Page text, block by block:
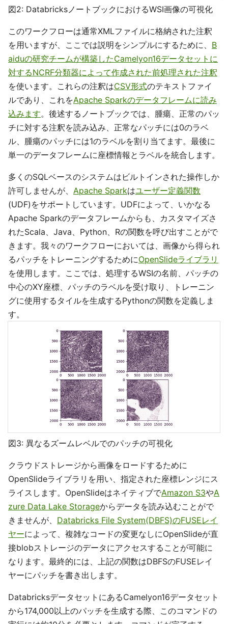
図2: DatabricksノートブックにおけるWSI画像の可視化
このワークフローは通常XMLファイルに格納された注釈
を用いますが、ここでは説明をシンプルにするために、 B
aiduの研究チームが構築したCamelyon16データセットに
対するNCRF分類器によって作成された前処理された注釈
を使います。これらの注釈はCSV形式のテキストファイ
ルであり、これをApache Sparkのデータフレームに読み
込みます。後述するノートブックでは、腫瘍、正常のパッ
チに対する注釈を読み込み、正常なパッチには0のラベ
ル、腫瘍のパッチには1のラベルを割り当てます。最後に
単一のデータフレームに座標情報とラベルを統合します。
多くのSQLベースのシステムはビルトインされた操作しか
許可しませんが、 Apache Sparkはユーザー定義関数
(UDF)をサポートしています。UDFによって、いかなる
Apache Sparkのデータフレームからも、カスタマイズさ
れたScala、Java、Python、Rの関数を呼び出すことがで
きます。我々のワークフローにおいては、画像から得られ
るパッチをトレーニングするためにOpenSlideライブラリ
を使用します。ここでは、処理するWSIの名前、パッチの
中心のXY座標、パッチのラベルを受け取り、トレーニン
グに使用するタイルを生成するPythonの関数を定義しま
す。
図3: 異なるズームレベルでのパッチの可視化
クラウドストレージから画像をロードするために
OpenSlideライブラリを用い、指定された座標レンジにス
ライスします。OpenSlideはネイティブでAmazon S3やA
zure Data Lake Storageからデータを読み込むことがで
きませんが、 Databricks File System(DBFS)のFUSEレイ
ヤーによって、複雑なコードの変更なしにOpenSlideが直
接blobストレージのデータにアクセスすることが可能に
なります。最終的には、上記の関数はDBFSのFUSEレイ
ヤーにパッチを書き出します。
DatabricksデータセットにあるCamelyon16データセット
から174,000以上のパッチを生成する際、このコマンドの